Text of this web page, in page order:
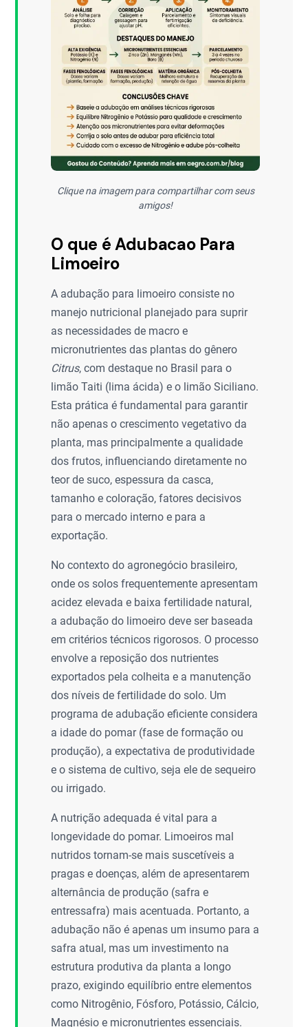
Clique na imagem para compartilhar com seus
amigos!
O que é Adubacao Para
Limoeiro
A adubação para limoeiro consiste no
manejo nutricional planejado para suprir
as necessidades de macro e
micronutrientes das plantas do gênero
Citrus, com destaque no Brasil para o
limão Taiti (lima ácida) e o limão Siciliano.
Esta prática é fundamental para garantir
não apenas o crescimento vegetativo da
planta, mas principalmente a qualidade
dos frutos, influenciando diretamente no
teor de suco, espessura da casca,
tamanho e coloração, fatores decisivos
para o mercado interno e para a
exportação.
No contexto do agronegócio brasileiro,
onde os solos frequentemente apresentam
acidez elevada e baixa fertilidade natural,
a adubação do limoeiro deve ser baseada
em critérios técnicos rigorosos. O processo
envolve a reposição dos nutrientes
exportados pela colheita e a manutenção
dos níveis de fertilidade do solo. Um
programa de adubação eficiente considera
a idade do pomar (fase de formação ou
produção), a expectativa de produtividade
e o sistema de cultivo, seja ele de sequeiro
ou irrigado.
A nutrição adequada é vital para a
longevidade do pomar. Limoeiros mal
nutridos tornam-se mais suscetíveis a
pragas e doenças, além de apresentarem
alternância de produção (safra e
entressafra) mais acentuada. Portanto, a
adubação não é apenas um insumo para a
safra atual, mas um investimento na
estrutura produtiva da planta a longo
prazo, exigindo equilíbrio entre elementos
como Nitrogênio, Fósforo, Potássio, Cálcio,
Magnésio e micronutrientes essenciais.